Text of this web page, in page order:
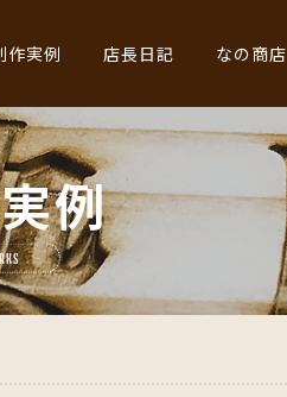
作実例 店長日記 なの商店
例